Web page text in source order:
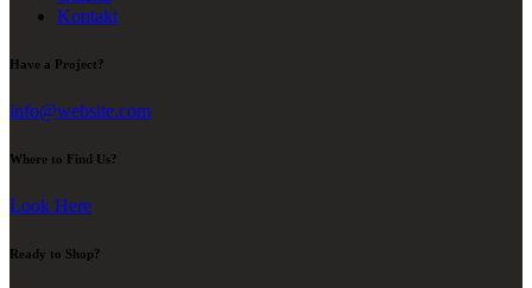
Kontakt
Have a Project?
info@website.com
Where to Find Us?
Look Here
Ready to Shop?